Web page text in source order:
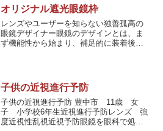
日） 地元の眼科・眼鏡店は全部回っ
た。眼鏡は作れないと言われた。どうし
ても生活や仕事のため運転免許が必要。
難しい目だとは自分自身十分分かってい
る。しかしなんとか運転免許が通るよう
オリジナル遮光眼鏡枠
レンズやユーザーを知らない独善孤高の
眼鏡デザイナー眼鏡のデザインとは、ま
ず機能性から始まり、補足的に装着後の
る者がどれほどいるか？過去著名な眼鏡
デザイナーとの接触した経験で知るが、
残念ながらこの一番肝心なレンズや人の
目のタイプに関する知識経験は、素人と
同じお粗末な状態である。まして、レン
子供の近視進行予防
子供の近視進行予防 豊中市 11歳 女
子 小学校6年生近視進行予防レンズ 強
度近視性乱視近視予防眼鏡を眼科で処方